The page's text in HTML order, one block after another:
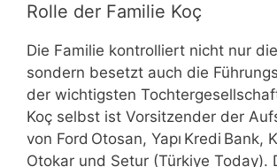
Rolle der Familie Koç
Die Familie kontrolliert nicht nur
sondern besetzt auch die
der wichtigsten
Koç selbst ist Vorsitzender der
von Ford Otosan, Yapı Kredi Bank,
Otokar und Setur (Türkiye Today).